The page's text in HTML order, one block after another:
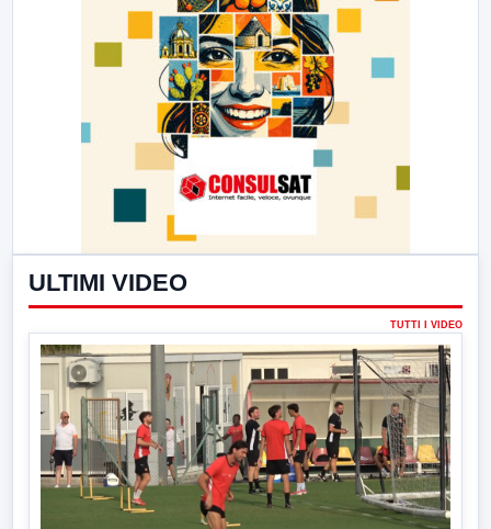
ULTIMI VIDEO
TUTTI I VIDEO